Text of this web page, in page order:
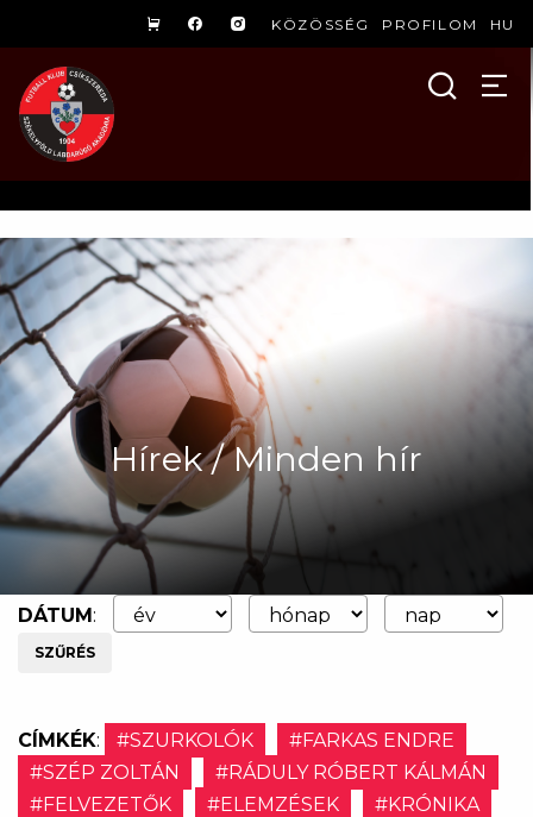
KÖZÖSSÉG PROFILOM HU
Hírek / Minden hír
DÁTUM:
SZŰRÉS
CÍMKÉK: #SZURKOLÓK
#FARKAS ENDRE
#SZÉP ZOLTÁN
#RÁDULY RÓBERT KÁLMÁN
#FELVEZETŐK
#ELEMZÉSEK #KRÓNIKA